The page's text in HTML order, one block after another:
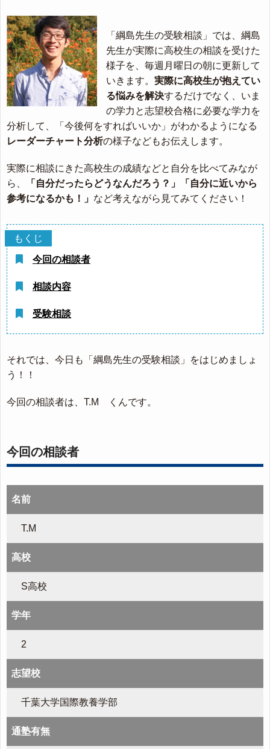
「綱島先生の受験相談」では、綱島
先生が実際に高校生の相談を受けた
様子を、毎週月曜日の朝に更新して
いきます。 実際に高校生が抱えてい
る悩みを解決するだけでなく、いま
の学力と志望校合格に必要な学力を
分析して、「今後何をすればいいか」がわかるようになる
レーダーチャート分析の様子などもお伝えします。
実際に相談にきた高校生の成績などと自分を比べてみなが
ら、
「自分だったらどうなんだろう？」「自分に近いから
参考になるかも！」 など考えながら見てみてください！
今回の相談者
相談内容
受験相談
それでは、今日も「綱島先生の受験相談」をはじめましょ
う！！
今回の相談者は、T.M くんです。
今回の相談者
名前
T.M
高校
S高校
学年
2
志望校
千葉大学国際教養学部
通塾有無